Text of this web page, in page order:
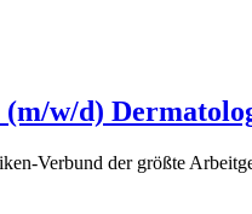
w/d)
Verbund der größte